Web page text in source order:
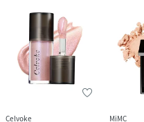
Celvoke
MiMC